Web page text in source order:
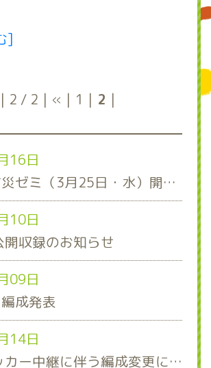
]
2 / 2 « 1 2
16日
まちなか防災ゼミ（3月25日・水）開催！
10日
開収録のお知らせ
09日
成発表
14日
3/14のサッカー中継に伴う編成変更について